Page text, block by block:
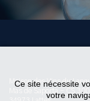
Maison des Vins du
Mas de Saporta - CS
Ce site nécessite
votre